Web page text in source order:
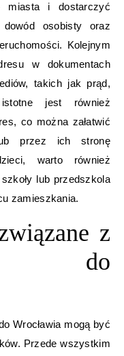
miasta i dostarczyć
osobisty oraz
Kolejnym
w dokumentach
takich jak prąd,
jest również
co można załatwić
przez ich stronę
warto również
lub przedszkola
zamieszkania.
z
do
Wrocławia mogą być
Przede wszystkim